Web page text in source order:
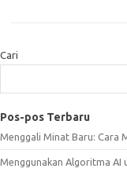
Cari
Pos-pos Terbaru
Menggali Minat Baru: Cara
Menggunakan Algoritma AI